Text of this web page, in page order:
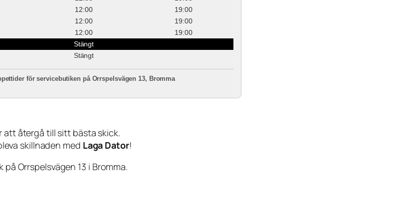
12:00
19:00
12:00
19:00
12:00
19:00
Stängt
Stängt
för servicebutiken på Orrspelsvägen 13, Bromma
att återgå till sitt bästa skick.
skillnaden med Laga Dator!
Orrspelsvägen 13 i Bromma.